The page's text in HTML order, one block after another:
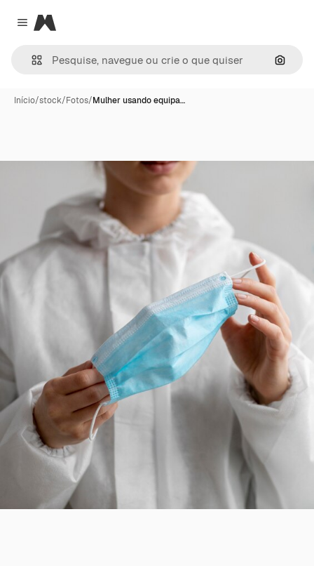
Close menu
Magnific
Início/stock/Fotos/Mulher usando equipa…